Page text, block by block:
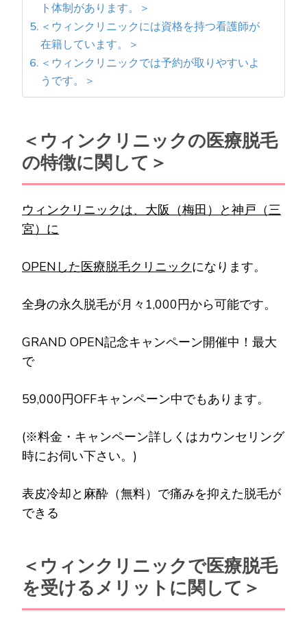
ト体制があります。＞
＜ウィンクリニックには資格を持つ看護師が
在籍しています。＞
＜ウィンクリニックでは予約が取りやすいよ
うです。＞
＜ウィンクリニックの医療脱毛
の特徴に関して＞
ウィンクリニックは、大阪（梅田）と神戸（三
宮）に
OPENした医療脱毛クリニックになります。
全身の永久脱毛が月々1,000円から可能です。
GRAND OPEN記念キャンペーン開催中！最大
で
59,000円OFFキャンペーン中でもあります。
(※料金・キャンペーン詳しくはカウンセリング
時にお伺い下さい。)
表皮冷却と麻酔（無料）で痛みを抑えた脱毛が
できる
＜ウィンクリニックで医療脱毛
を受けるメリットに関して＞